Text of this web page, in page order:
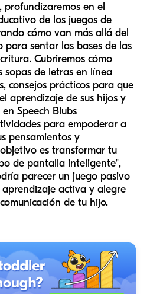
profundizaremos en el
de los juegos de
cómo van más allá del
para sentar las bases de las
Cubriremos cómo
sopas de letras en línea
consejos prácticos para que
aprendizaje de sus hijos y
Speech Blubs
para empoderar a
pensamientos y
es transformar tu
de pantalla inteligente",
parecer un juego pasivo
activa y alegre
de tu hijo.